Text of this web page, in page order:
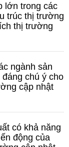
lớn trong các
trúc thị trường
thị trường
ngành sản
chú ý cho
cập nhật
có khả năng
động của